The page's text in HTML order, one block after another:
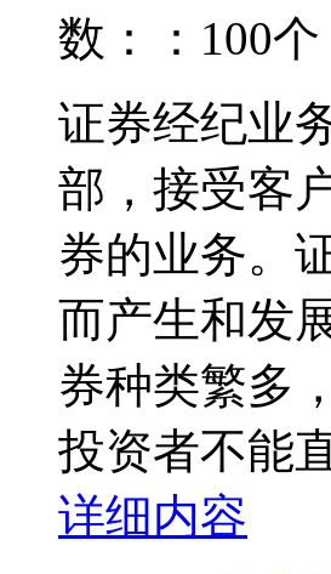
数：：100个
证券经纪业
部，接受客
券的业务。
而产生和发
券种类繁多
投资者不能
详细内容